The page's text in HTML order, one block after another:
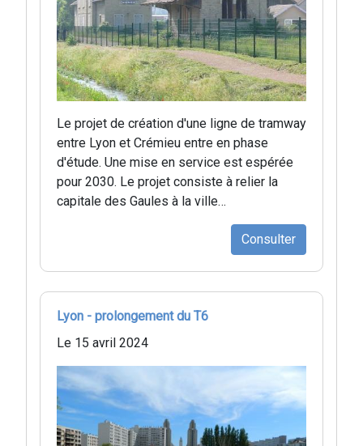
Le projet de création d'une ligne de tramway
entre Lyon et Crémieu entre en phase
d'étude. Une mise en service est espérée
pour 2030. Le projet consiste à relier la
capitale des Gaules à la ville…
Consulter
Lyon - prolongement du T6
Le 15 avril 2024